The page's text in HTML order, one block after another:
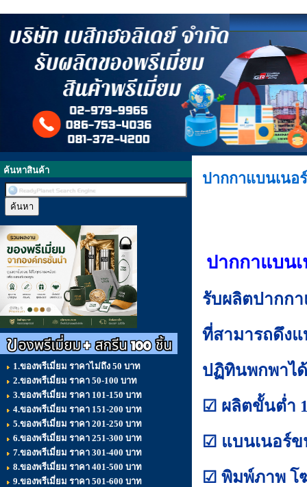
ค้นหาสินค้า
1.ของพรีเมี่ยม ราคาไม่ถึง 50 บาท
2.ของพรีเมี่ยม ราคา 50-100 บาท
3.ของพรีเมี่ยม ราคา 101-150 บาท
4.ของพรีเมี่ยม ราคา 151-200 บาท
5.ของพรีเมี่ยม ราคา 201-250 บาท
6.ของพรีเมี่ยม ราคา 251-300 บาท
7.ของพรีเมี่ยม ราคา 301-400 บาท
8.ของพรีเมี่ยม ราคา 401-500 บาท
9.ของพรีเมี่ยม ราคา 501-600 บาท
ปากกาแบนเนอร์
ปากกาแบน
รับผลิตปากก
ที่สามารถดึง
ปฏิทินพกพาไ
☑ ผลิตขั้นต่ำ
☑ แบนเนอร์ข
☑ พิมพ์ภาพ โ